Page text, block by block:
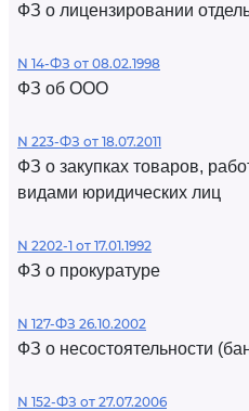
ФЗ о лицензировании
N 14-ФЗ от 08.02.1998
ФЗ об ООО
N 223-ФЗ от 18.07.2011
ФЗ о закупках товаров,
видами юридических лиц
N 2202-1 от 17.01.1992
ФЗ о прокуратуре
N 127-ФЗ 26.10.2002
ФЗ о несостоятельности
N 152-ФЗ от 27.07.2006